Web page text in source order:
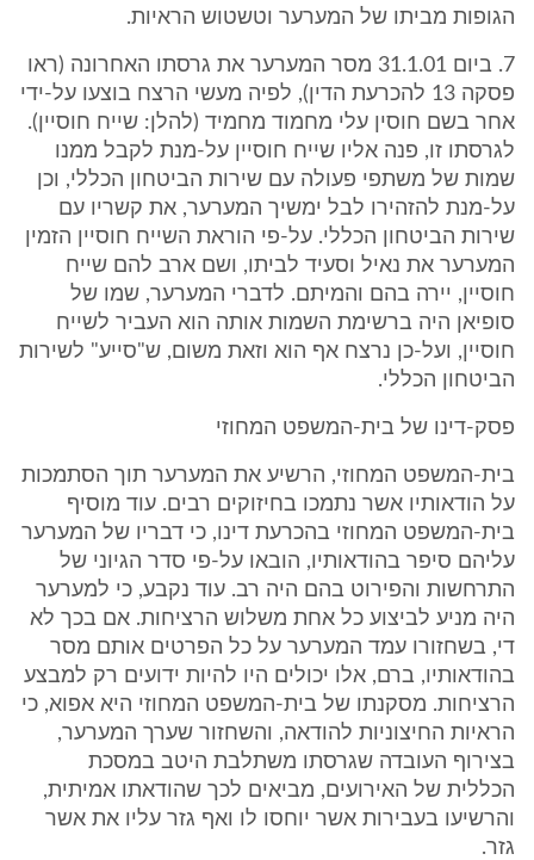
הגופות מביתו של המערער וטשטוש הראיות.
7. ביום 31.1.01 מסר המערער את גרסתו האחרונה (ראו
פסקה 13 להכרעת הדין), לפיה מעשי הרצח בוצעו על-ידי
אחר בשם חוסין עלי מחמוד מחמיד (להלן: שייח חוסיין).
לגרסתו זו, פנה אליו שייח חוסיין על-מנת לקבל ממנו
שמות של משתפי פעולה עם שירות הביטחון הכללי, וכן
על-מנת להזהירו לבל ימשיך המערער, את קשריו עם
שירות הביטחון הכללי. על-פי הוראת השייח חוסיין הזמין
המערער את נאיל וסעיד לביתו, ושם ארב להם שייח
חוסיין, יירה בהם והמיתם. לדברי המערער, שמו של
סופיאן היה ברשימת השמות אותה הוא העביר לשייח
חוסיין, ועל-כן נרצח אף הוא וזאת משום, ש"סייע" לשירות
הביטחון הכללי.
פסק-דינו של בית-המשפט המחוזי
בית-המשפט המחוזי, הרשיע את המערער תוך הסתמכות
על הודאותיו אשר נתמכו בחיזוקים רבים. עוד מוסיף
בית-המשפט המחוזי בהכרעת דינו, כי דבריו של המערער
עליהם סיפר בהודאותיו, הובאו על-פי סדר הגיוני של
התרחשות והפירוט בהם היה רב. עוד נקבע, כי למערער
היה מניע לביצוע כל אחת משלוש הרציחות. אם בכך לא
די, בשחזורו עמד המערער על כל הפרטים אותם מסר
בהודאותיו, ברם, אלו יכולים היו להיות ידועים רק למבצע
הרציחות. מסקנתו של בית-המשפט המחוזי היא אפוא, כי
הראיות החיצוניות להודאה, והשחזור שערך המערער,
בצירוף העובדה שגרסתו משתלבת היטב במסכת
הכללית של האירועים, מביאים לכך שהודאתו אמיתית,
והרשיעו בעבירות אשר יוחסו לו ואף גזר עליו את אשר
גזר.